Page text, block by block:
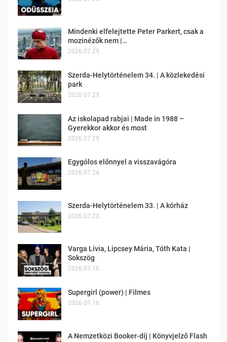
Mindenki elfelejtette Peter Parkert, csak a
mozinézők nem |…
2026.07.29.
Szerda-Helytörténelem 34. | A közlekedési
park
2026.07.29.
Az iskolapad rabjai | Made in 1988 –
Gyerekkor akkor és most
2026.07.29.
Egygólos előnnyel a visszavágóra
2026.07.24.
Szerda-Helytörténelem 33. | A kórház
2026.07.22.
Varga Lívia, Lipcsey Mária, Tóth Kata |
Sokszög
2026.07.18.
Supergirl (power) | Filmes
2026.07.16.
A Nemzetközi Booker-díj | Könyvjelző Flash